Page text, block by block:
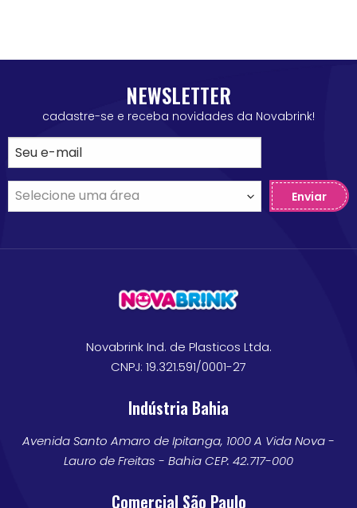
NEWSLETTER
cadastre-se e receba novidades da Novabrink!
Enviar
Novabrink Ind. de Plasticos Ltda.
CNPJ: 19.321.591/0001-27
Indústria Bahia
Avenida Santo Amaro de Ipitanga, 1000 A Vida Nova -
Lauro de Freitas - Bahia CEP: 42.717-000
Comercial São Paulo